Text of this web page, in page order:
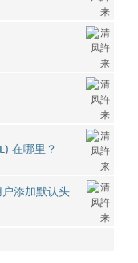
在哪里？
添加默认头